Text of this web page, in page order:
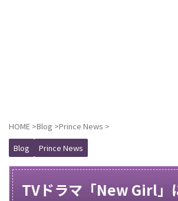
HOME >Blog >Prince News >
Blog
Prince News
TVドラマ「New Girl